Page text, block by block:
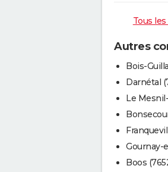
Tous
Autres
Bois-
Darnétal
Le
Gournay-
Boos